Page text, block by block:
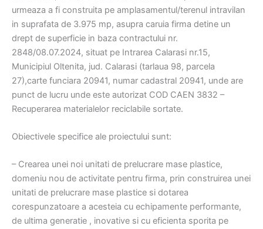
urmeaza a fi construita pe amplasamentul/terenul intravilan
in suprafata de 3.975 mp, asupra caruia firma detine un
drept de superficie in baza contractului nr.
2848/08.07.2024, situat pe Intrarea Calarasi nr.15,
Municipiul Oltenita, jud. Calarasi (tarlaua 98, parcela
27),carte funciara 20941, numar cadastral 20941, unde are
punct de lucru unde este autorizat COD CAEN 3832 –
Recuperarea materialelor reciclabile sortate.
Obiectivele specifice ale proiectului sunt:
– Crearea unei noi unitati de prelucrare mase plastice,
domeniu nou de activitate pentru firma, prin construirea unei
unitati de prelucrare mase plastice si dotarea
corespunzatoare a acesteia cu echipamente performante,
de ultima generatie , inovative si cu eficienta sporita pe